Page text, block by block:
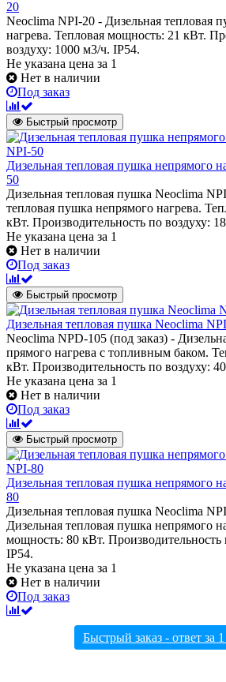
20
Neoclima NPI-20 - Дизельная тепловая
нагрева. Тепловая мощность: 21 кВт.
воздуху: 1000 м3/ч. IP54.
Не указана цена за 1
Нет в наличии
Под заказ
Быстрый просмотр
Дизельная тепловая пушка непрямого
50
Дизельная тепловая пушка Neoclima
тепловая пушка непрямого нагрева.
кВт. Производительность по воздуху:
Не указана цена за 1
Нет в наличии
Под заказ
Быстрый просмотр
Дизельная тепловая пушка Neoclima
Neoclima NPD-105 (под заказ) -
прямого нагрева с топливным баком.
кВт. Производительность по воздуху:
Не указана цена за 1
Нет в наличии
Под заказ
Быстрый просмотр
Дизельная тепловая пушка непрямого
80
Дизельная тепловая пушка Neoclima
Дизельная тепловая пушка непрямого
мощность: 80 кВт. Производительность
IP54.
Не указана цена за 1
Нет в наличии
Под заказ
Быстрый заказ - ответ за